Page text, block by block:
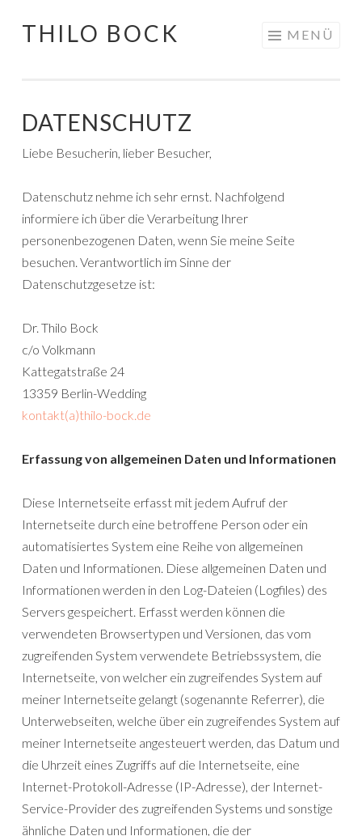
Springe
THILO BOCK MENÜ
DATENSCHUTZ
Liebe Besucherin, lieber Besucher,
Datenschutz nehme ich sehr ernst. Nachfolgend
informiere ich über die Verarbeitung Ihrer
personenbezogenen Daten, wenn Sie meine Seite
besuchen. Verantwortlich im Sinne der
Datenschutzgesetze ist:
Dr. Thilo Bock
c/o Volkmann
Kattegatstraße 24
13359 Berlin-Wedding
kontakt(a)thilo-bock.de
Erfassung von allgemeinen Daten und Informationen
Diese Internetseite erfasst mit jedem Aufruf der
Internetseite durch eine betroffene Person oder ein
automatisiertes System eine Reihe von allgemeinen
Daten und Informationen. Diese allgemeinen Daten und
Informationen werden in den Log-Dateien (Logfiles) des
Servers gespeichert. Erfasst werden können die
verwendeten Browsertypen und Versionen, das vom
zugreifenden System verwendete Betriebssystem, die
Internetseite, von welcher ein zugreifendes System auf
meiner Internetseite gelangt (sogenannte Referrer), die
Unterwebseiten, welche über ein zugreifendes System auf
meiner Internetseite angesteuert werden, das Datum und
die Uhrzeit eines Zugriffs auf die Internetseite, eine
Internet-Protokoll-Adresse (IP-Adresse), der Internet-
Service-Provider des zugreifenden Systems und sonstige
ähnliche Daten und Informationen, die der